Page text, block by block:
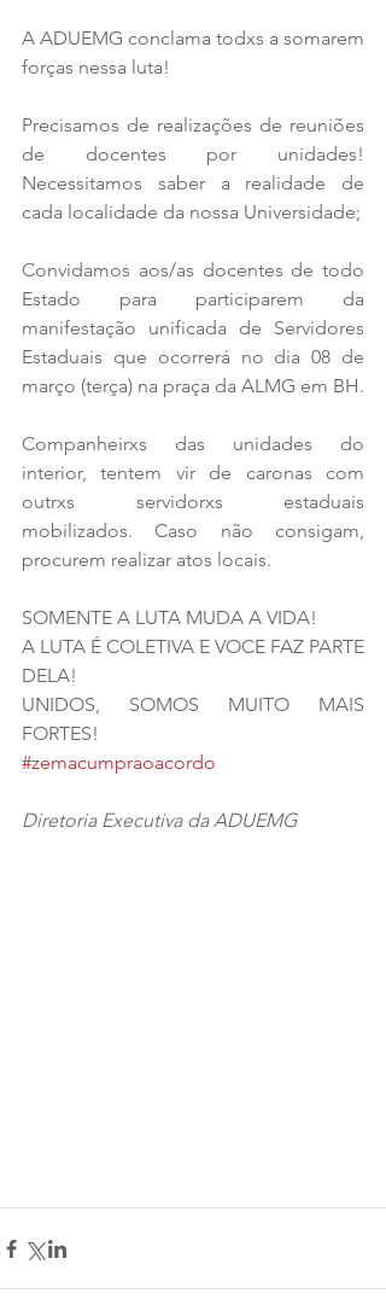
A ADUEMG conclama todxs a somarem
forças nessa luta!
Precisamos de realizações de reuniões
de docentes por unidades!
Necessitamos saber a realidade de
cada localidade da nossa Universidade;
Convidamos aos/as docentes de todo
Estado para participarem da
manifestação unificada de Servidores
Estaduais que ocorrerá no dia 08 de
março (terça) na praça da ALMG em BH.
Companheirxs das unidades do
interior, tentem vir de caronas com
outrxs servidorxs estaduais
mobilizados. Caso não consigam,
procurem realizar atos locais.
SOMENTE A LUTA MUDA A VIDA!
A LUTA É COLETIVA E VOCE FAZ PARTE
DELA!
UNIDOS, SOMOS MUITO MAIS
FORTES!
#zemacumpraoacordo
Diretoria Executiva da ADUEMG